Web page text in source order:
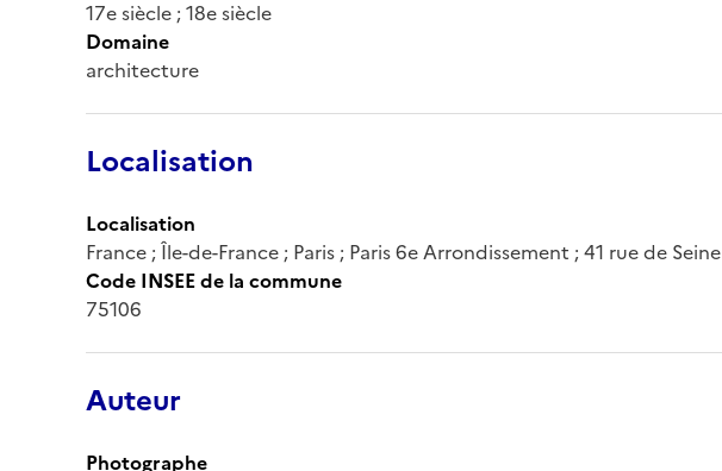
17e siècle ; 18e siècle
Domaine
architecture
Localisation
Localisation
France ; Île-de-France ; Paris ; Paris 6e Arrondissement ; 41 rue de Seine
Code INSEE de la commune
75106
Auteur
Photographe